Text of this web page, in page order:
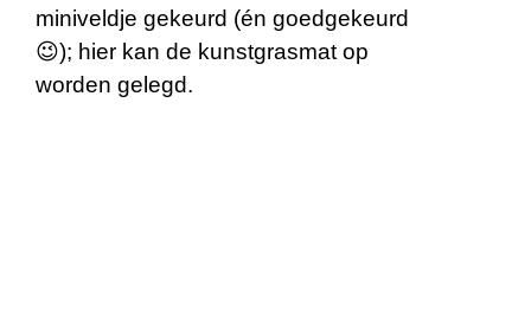
miniveldje gekeurd (én goedgekeurd
😉); hier kan de kunstgrasmat op
worden gelegd.